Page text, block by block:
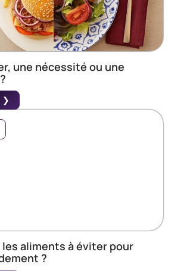
une nécessité ou une
aliments à éviter pour
?